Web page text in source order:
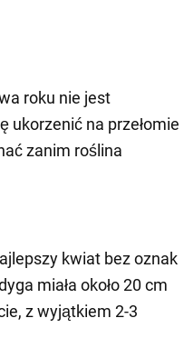
roku nie jest
ukorzenić na przełomie
zanim roślina
kwiat bez oznak
miała około 20 cm
z wyjątkiem 2-3